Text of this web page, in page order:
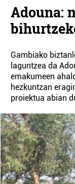
Adouna:
Gambiako
laguntzea da
emakumeen
hezkuntzan
proiektua abian